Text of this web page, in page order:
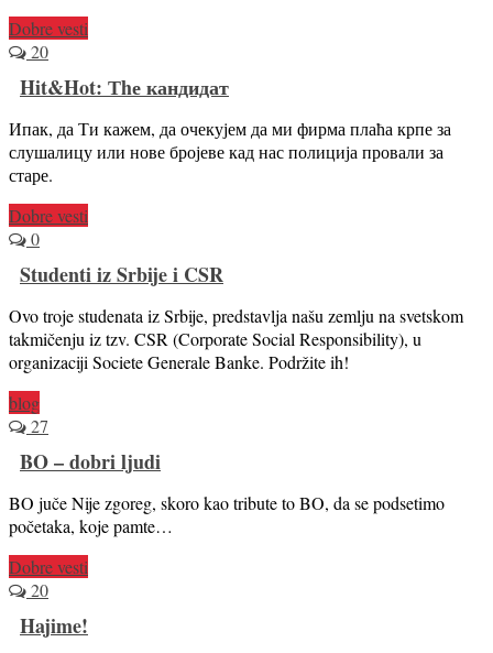
Dobre vesti
20
Hit&Hot: Тhе кандидат
Ипак, да Ти кажем, да очекујем да ми фирма плаћа крпе за
слушалицу или нове бројеве кад нас полиција провали за
старе.
Dobre vesti
0
Studenti iz Srbije i CSR
Ovo troje studenata iz Srbije, predstavlja našu zemlju na svetskom
takmičenju iz tzv. CSR (Corporate Social Responsibility), u
organizaciji Societe Generale Banke. Podržite ih!
blog
27
BO – dobri ljudi
BO juče Nije zgoreg, skoro kao tribute to BO, da se podsetimo
početaka, koje pamte…
Dobre vesti
20
Hajime!